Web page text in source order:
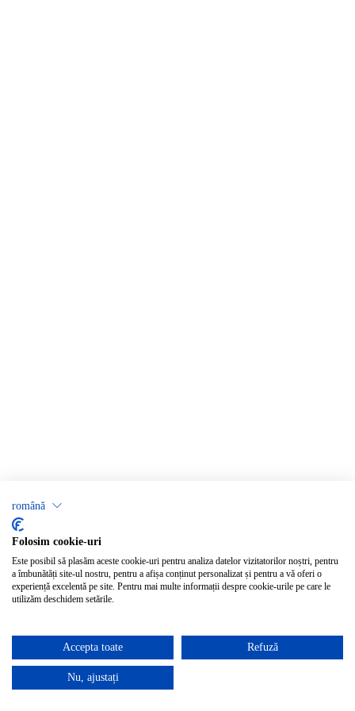
română
Folosim cookie-uri
Este posibil să plasăm aceste cookie-uri pentru analiza datelor vizitatorilor noștri, pentru
a îmbunătăți site-ul nostru, pentru a afișa conținut personalizat și pentru a vă oferi o
experiență excelentă pe site. Pentru mai multe informații despre cookie-urile pe care le
utilizăm deschidem setările.
Accepta toate Refuză
Nu, ajustați